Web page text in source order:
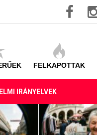
FELKAPOTTAK
IRÁNYELVEK